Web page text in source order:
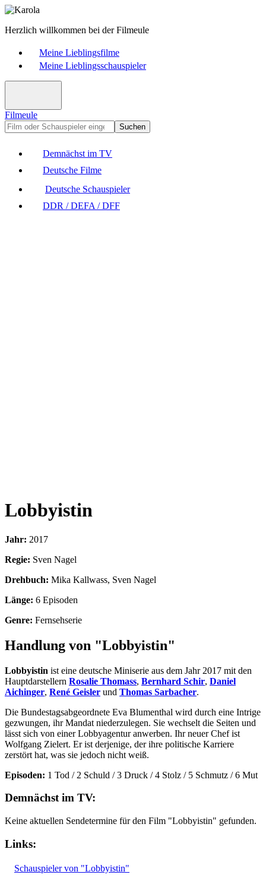
Herzlich willkommen bei der Filmeule
Meine Lieblingsfilme
Meine Lieblingsschauspieler
Filmeule
Suchen
Demnächst im TV
Deutsche Filme
Deutsche Schauspieler
DDR / DEFA / DFF
Lobbyistin
Jahr: 2017
Regie: Sven Nagel
Drehbuch: Mika Kallwass, Sven Nagel
Länge: 6 Episoden
Genre: Fernsehserie
Handlung von "Lobbyistin"
Lobbyistin ist eine deutsche Miniserie aus dem Jahr 2017 mit den
Hauptdarstellern Rosalie Thomass, Bernhard Schir, Daniel
Aichinger, René Geisler und Thomas Sarbacher.
Die Bundestagsabgeordnete Eva Blumenthal wird durch eine Intrige
gezwungen, ihr Mandat niederzulegen. Sie wechselt die Seiten und
lässt sich von einer Lobbyagentur anwerben. Ihr neuer Chef ist
Wolfgang Zielert. Er ist derjenige, der ihre politische Karriere
zerstört hat, was sie jedoch nicht weiß.
Episoden: 1 Tod / 2 Schuld / 3 Druck / 4 Stolz / 5 Schmutz / 6 Mut
Demnächst im TV:
Keine aktuellen Sendetermine für den Film "Lobbyistin" gefunden.
Links:
Schauspieler von "Lobbyistin"